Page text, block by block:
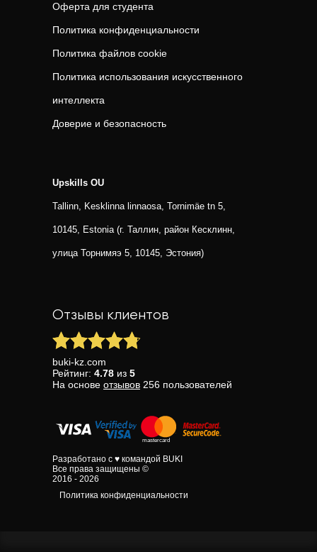
Оферта для студента
Политика конфиденциальности
Политика файлов cookie
Политика использования искусственного
интеллекта
Доверие и безопасность
Upskills OU
Tallinn, Kesklinna linnaosa, Tornimäe tn 5,
10145, Estonia (г. Таллин, район Кесклинн,
улица Торнимяэ 5, 10145, Эстония)
Отзывы клиентов
buki-kz.com
Рейтинг: 4.78 из 5
На основе отзывов 256 пользователей
Разработано с ♥ командой BUKI
Все права защищены ©
2016 - 2026
Политика конфиденциальности